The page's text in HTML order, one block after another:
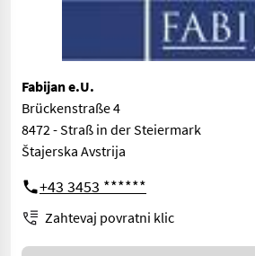
Fabijan e.U.
Brückenstraße 4
8472 - Straß in der Steiermark
Štajerska Avstrija
+43 3453 ******
Zahtevaj povratni klic